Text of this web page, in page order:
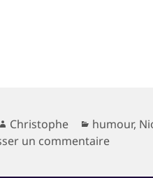
Auteur
Christophe Catégories
humour,
un commentairesur